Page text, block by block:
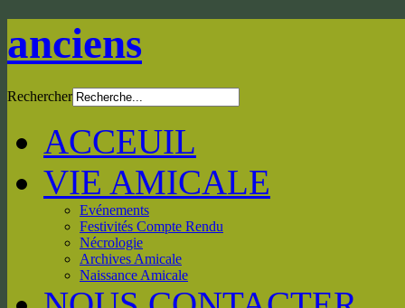
anciens
Rechercher
ACCEUIL
VIE AMICALE
Evénements
Festivités Compte Rendu
Nécrologie
Archives Amicale
Naissance Amicale